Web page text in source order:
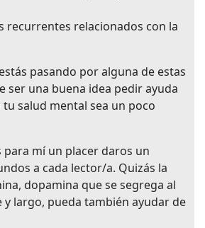
recurrentes relacionados con la
pasando por alguna de estas
ser una buena idea pedir ayuda
salud mental sea un poco
para mí un placer daros un
a cada lector/a. Quizás la
dopamina que se segrega al
largo, pueda también ayudar de